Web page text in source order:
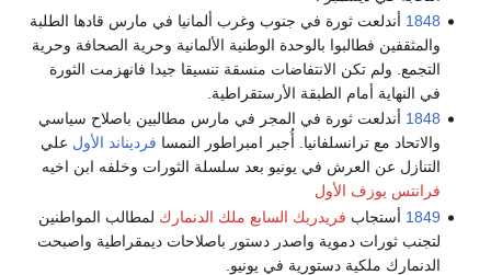
1848 أندلعت ثورة في جنوب وغرب ألمانيا في مارس قادها الطلبة
والمثقفين فطالبوا بالوحدة الوطنية الألمانية وحرية الصحافة وحرية
التجمع. ولم تكن الانتفاضات منسقة تنسيقا جيدا فانهزمت الثورة
في النهاية أمام الطبقة الأرستقراطية.
1848 أندلعت ثورة في المجر في مارس مطالبين باصلاح سياسي
والاتحاد مع ترانسلفانيا. أُجبر امبراطور النمسا فرديناند الأول علي
التنازل عن العرش في يونيو بعد سلسلة الثورات وخلفه ابن اخيه
فرانتس يوزف الأول
1849 أستجاب فريدريك السابع ملك الدنمارك لمطالب المواطنين
لتجنب ثورات دموية واصدر دستور باصلاحات ديمقراطية واصبحت
الدنمارك ملكية دستورية في يونيو.